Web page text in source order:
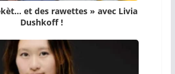
et des rawettes » avec Livia
Dushkoff !